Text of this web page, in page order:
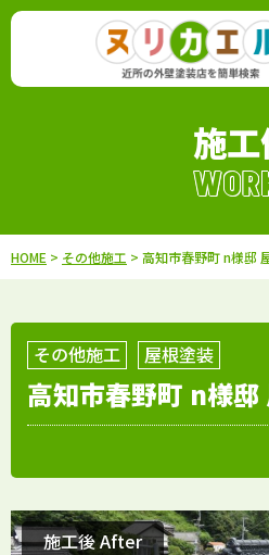
施
HOME > その他施工 > 高知市春野町 n様邸
その他施工 屋根塗装
高知市春野町 n様邸
施工後 After